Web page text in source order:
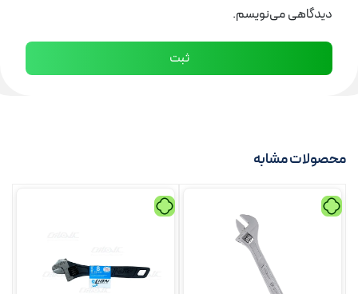
دیدگاهی می‌نویسم.
محصولات مشابه